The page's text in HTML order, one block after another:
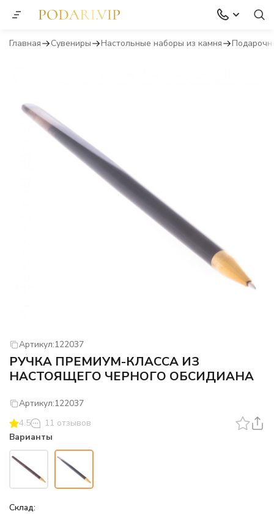
Главная Сувениры Настольные наборы из камня
Артикул:122037
РУЧКА ПРЕМИУМ-КЛАССА ИЗ
НАСТОЯЩЕГО ЧЕРНОГО ОБСИДИАНА
Артикул:122037
4.5
11 отзывов
Варианты
Склад: